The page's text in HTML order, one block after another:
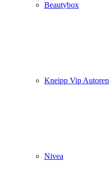
Beautybox
Kneipp Vip Autoren
Nivea